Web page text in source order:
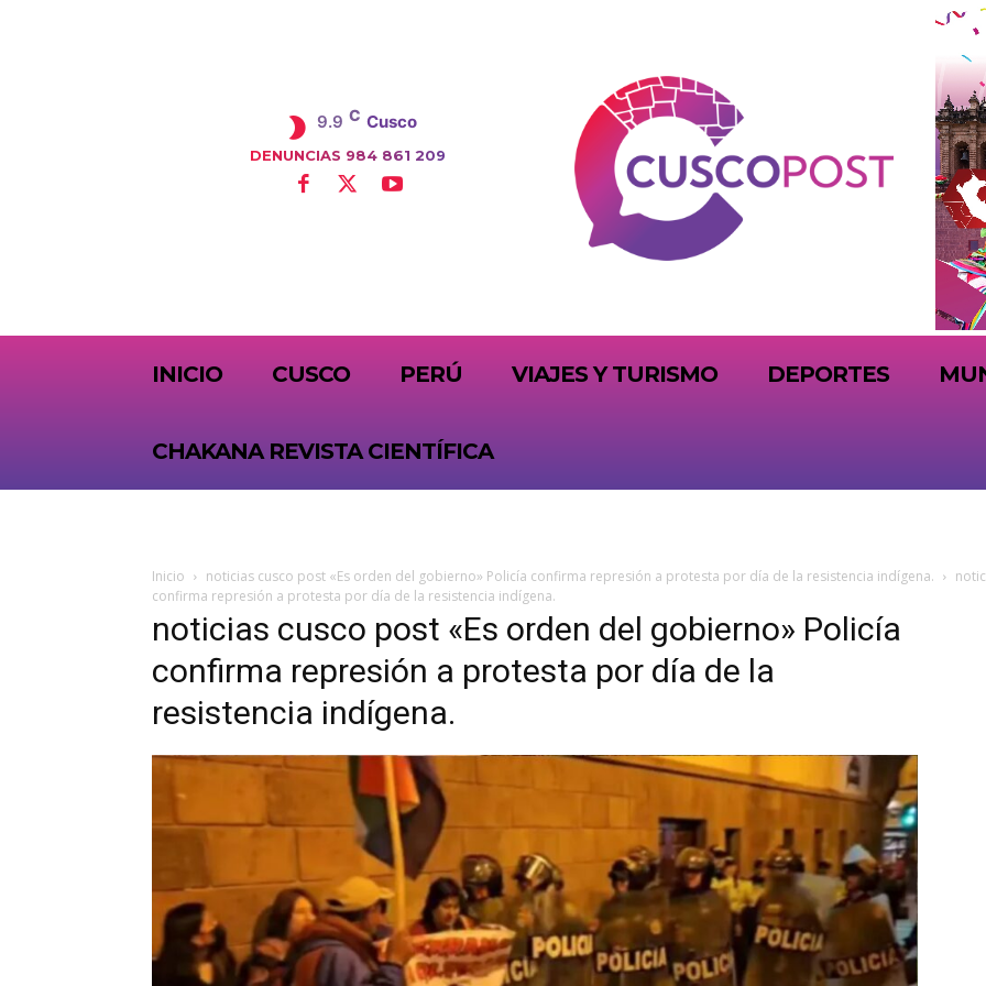
9.9 C Cusco
DENUNCIAS 984 861 209
INICIO CUSCO PERÚ VIAJES Y TURISMO DEPORTES
CHAKANA REVISTA CIENTÍFICA
Inicio noticias cusco post «Es orden del gobierno» Policía confirma represión a protesta por día de la resistencia indígena.
confirma represión a protesta por día de la resistencia indígena.
noticias cusco post «Es orden del gobierno» Policía
confirma represión a protesta por día de la
resistencia indígena.